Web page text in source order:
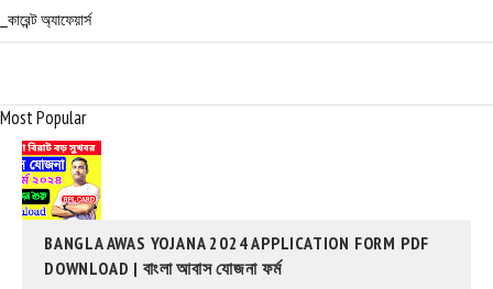
_কারেন্ট অ্যাফেয়ার্স
Most Popular
BANGLA AWAS YOJANA 2024 APPLICATION FORM PDF
DOWNLOAD | বাংলা আবাস যোজনা ফর্ম